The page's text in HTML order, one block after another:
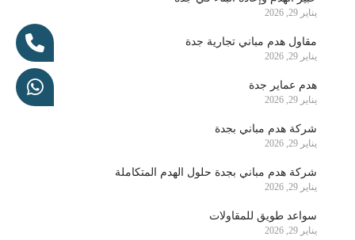
يناير 29, 2026
مقاول هدم مباني تجارية جدة
يناير 29, 2026
هدم عماير جدة
يناير 29, 2026
شركة هدم مباني بجدة
يناير 29, 2026
شركة هدم مباني بجدة حلول الهدم المتكاملة
يناير 29, 2026
سواعد طويق للمقاولات
يناير 29, 2026